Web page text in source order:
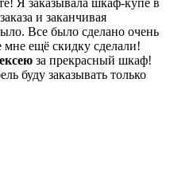
и заканчивая
Все было сделано очень
ещё скидку сделали!
за прекрасный шкаф!
буду заказывать только